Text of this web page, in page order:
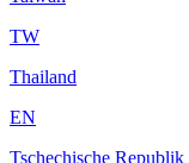
TW
Thailand
EN
Tschechische Republik